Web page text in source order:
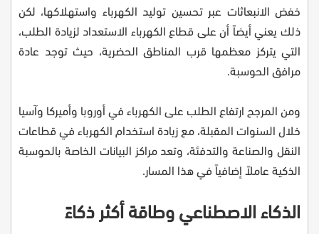
خفض الانبعاثات عبر تحسين توليد الكهرباء واستهلاكها، لكن
ذلك يعني أيضاً أن على قطاع الكهرباء الاستعداد لزيادة الطلب،
التي يتركز معظمها قرب المناطق الحضرية، حيث توجد عادة
مرافق الحوسبة.
ومن المرجح ارتفاع الطلب على الكهرباء في أوروبا وأميركا وآسيا
خلال السنوات المقبلة، مع زيادة استخدام الكهرباء في قطاعات
النقل والصناعة والتدفئة، وتعد مراكز البيانات الخاصة بالحوسبة
الذكية عاملاً إضافياً في هذا المسار.
الذكاء الاصطناعي وطاقة أكثر ذكاءً